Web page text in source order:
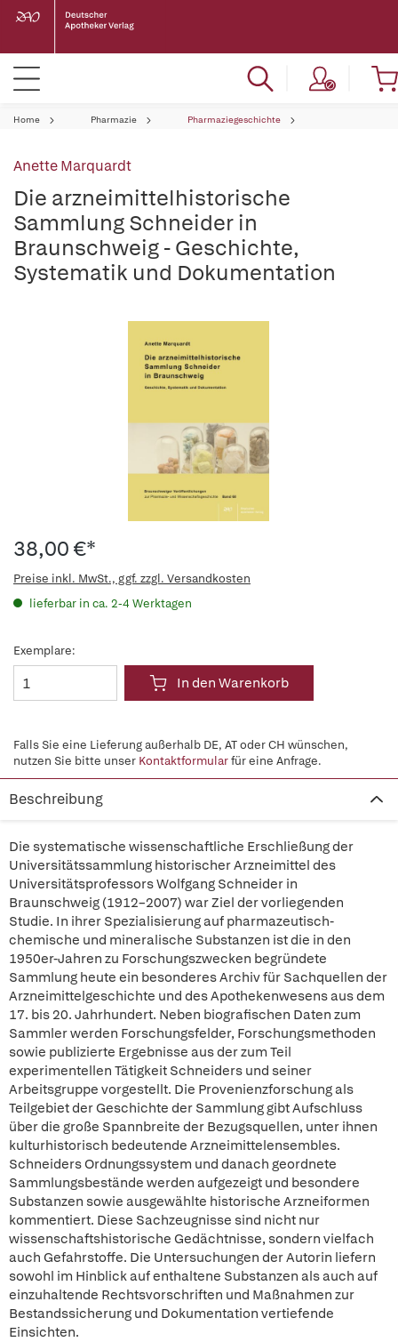
Home Pharmazie Pharmaziegeschichte
Anette Marquardt
Die arzneimittelhistorische
Sammlung Schneider in
Braunschweig - Geschichte,
Systematik und Dokumentation
38,00 €*
Preise inkl. MwSt., ggf. zzgl. Versandkosten
lieferbar in ca. 2-4 Werktagen
Exemplare:
In den Warenkorb
Falls Sie eine Lieferung außerhalb DE, AT oder CH wünschen,
nutzen Sie bitte unser Kontaktformularfür eine Anfrage.
Beschreibung
Die systematische wissenschaftliche Erschließung der
Universitätssammlung historischer Arzneimittel des
Universitätsprofessors Wolfgang Schneider in
Braunschweig (1912–2007) war Ziel der vorliegenden
Studie. In ihrer Spezialisierung auf pharmazeutisch-
chemische und mineralische Substanzen ist die in den
1950er-Jahren zu Forschungszwecken begründete
Sammlung heute ein besonderes Archiv für Sachquellen der
Arzneimittelgeschichte und des Apothekenwesens aus dem
17. bis 20. Jahrhundert. Neben biografischen Daten zum
Sammler werden Forschungsfelder, Forschungsmethoden
sowie publizierte Ergebnisse aus der zum Teil
experimentellen Tätigkeit Schneiders und seiner
Arbeitsgruppe vorgestellt. Die Provenienzforschung als
Teilgebiet der Geschichte der Sammlung gibt Aufschluss
über die große Spannbreite der Bezugsquellen, unter ihnen
kulturhistorisch bedeutende Arzneimittelensembles.
Schneiders Ordnungssystem und danach geordnete
Sammlungsbestände werden aufgezeigt und besondere
Substanzen sowie ausgewählte historische Arzneiformen
kommentiert. Diese Sachzeugnisse sind nicht nur
wissenschaftshistorische Gedächtnisse, sondern vielfach
auch Gefahrstoffe. Die Untersuchungen der Autorin liefern
sowohl im Hinblick auf enthaltene Substanzen als auch auf
einzuhaltende Rechtsvorschriften und Maßnahmen zur
Bestandssicherung und Dokumentation vertiefende
Einsichten.